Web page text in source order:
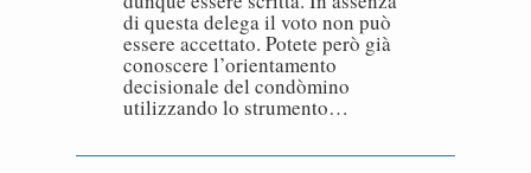
di questa delega il voto non può
essere accettato. Potete però già
conoscere l’orientamento
decisionale del condòmino
utilizzando lo strumento…